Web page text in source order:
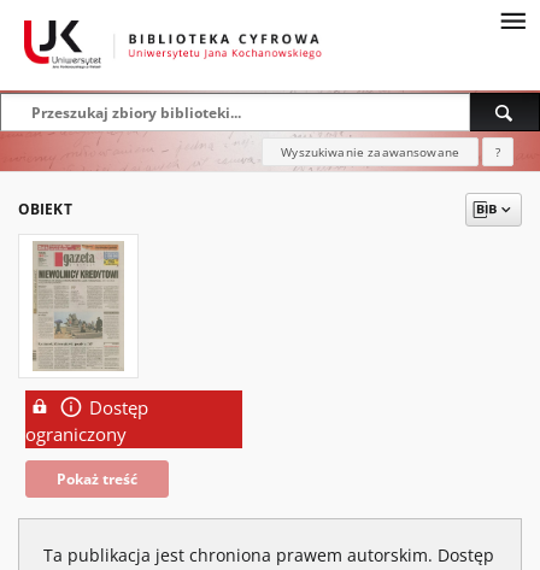
Wyszukiwanie zaawansowane ?
OBIEKT
Dostęp
ograniczony
Pokaż treść
Ta publikacja jest chroniona prawem autorskim. Dostęp